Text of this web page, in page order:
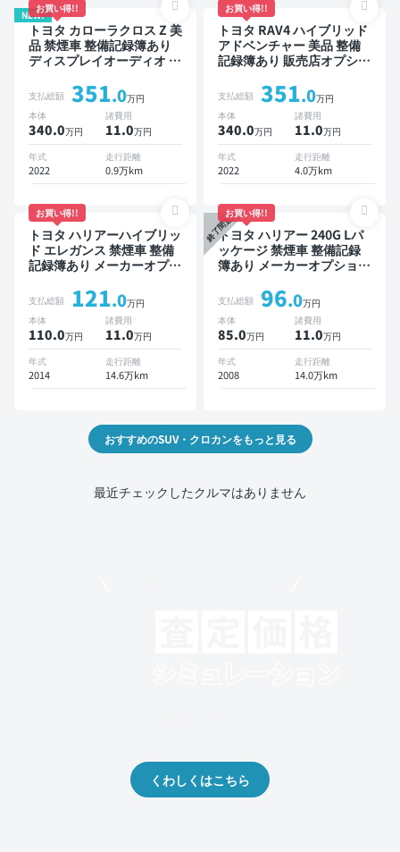
NEW!
お買い得!!
トヨタ カローラクロス Z 美
品 禁煙車 整備記録簿あり
ディスプレイオーディオ ※
スポットモニター オートク
ルーズ スマートキー ETC
電動バックドア バックモニ
ター 全方位カメラ ドライ
ブレコーダー 衝突軽減
支払総額 351.0万円
本体
340.0万円
諸費用
11.0万円
年式
2022
走行距離
0.9万km
お買い得!!
トヨタ RAV4 ハイブリッド
アドベンチャー 美品 整備
記録簿あり 販売店オプショ
ットモニター デジタルイン
ナーミラー オートクルーズ
スマートキー ETC バック
モニター ドライブレコーダ
ー 衝突軽減
支払総額 351.0万円
本体
340.0万円
諸費用
11.0万円
年式
2022
走行距離
4.0万km
お買い得!!
トヨタ ハリアーハイブリッ
ド エレガンス 禁煙車 整備
記録簿あり メーカーオプシ
ETC バックモニター ドラ
イブレコーダー
支払総額 121.0万円
本体
110.0万円
諸費用
11.0万円
年式
2014
走行距離
14.6万km
終了間近
お買い得!!
トヨタ ハリアー 240G Lパ
ッケージ 禁煙車 整備記録
簿あり メーカーオプション
ETC サンルーフ バックモ
ニター ドライブレコーダー
支払総額 96.0万円
本体
85.0万円
諸費用
11.0万円
年式
2008
走行距離
14.0万km
おすすめのSUV・クロカンをもっと見る
最近チェックしたクルマはありません
くわしくはこちら